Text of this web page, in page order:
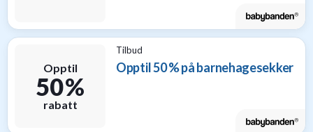
Opptil
50 %
rabatt
Tilbud
Opptil 50 % på barnehagesekker